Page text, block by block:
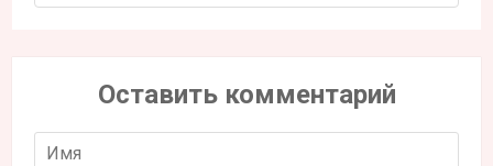
Оставить комментарий